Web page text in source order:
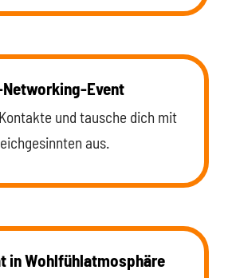
Networking-Event
und tausche dich mit
aus.
in Wohlfühlatmosphäre